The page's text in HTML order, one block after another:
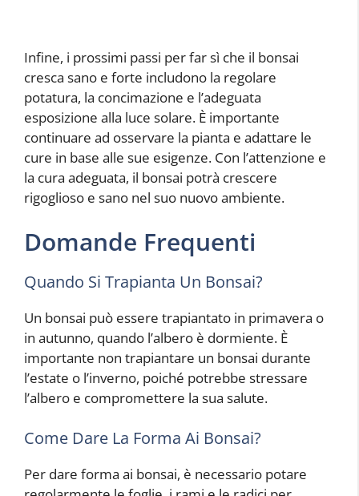
Infine, i prossimi passi per far sì che il bonsai
cresca sano e forte includono la regolare
potatura, la concimazione e l’adeguata
esposizione alla luce solare. È importante
continuare ad osservare la pianta e adattare le
cure in base alle sue esigenze. Con l’attenzione e
la cura adeguata, il bonsai potrà crescere
rigoglioso e sano nel suo nuovo ambiente.
Domande Frequenti
Quando Si Trapianta Un Bonsai?
Un bonsai può essere trapiantato in primavera o
in autunno, quando l’albero è dormiente. È
importante non trapiantare un bonsai durante
l’estate o l’inverno, poiché potrebbe stressare
l’albero e compromettere la sua salute.
Come Dare La Forma Ai Bonsai?
Per dare forma ai bonsai, è necessario potare